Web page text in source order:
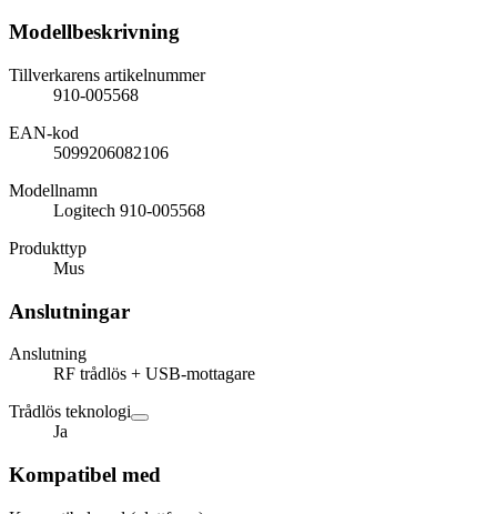
Modellbeskrivning
Tillverkarens artikelnummer
910-005568
EAN-kod
5099206082106
Modellnamn
Logitech 910-005568
Produkttyp
Mus
Anslutningar
Anslutning
RF trådlös + USB-mottagare
Trådlös teknologi
Ja
Kompatibel med